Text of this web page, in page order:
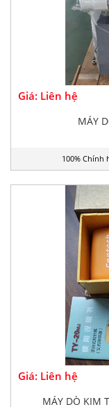
Giá: Liên hệ
MÁY
100% Chính
Giá: Liên hệ
MÁY DÒ KIM